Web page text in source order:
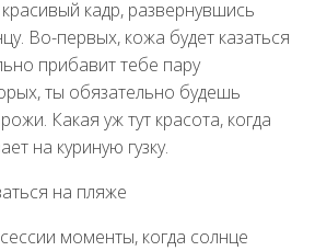
кадр, развернувшись
Во-первых, кожа будет казаться
прибавит тебе пару
ты обязательно будешь
Какая уж тут красота, когда
на куриную гузку.
моменты, когда солнце